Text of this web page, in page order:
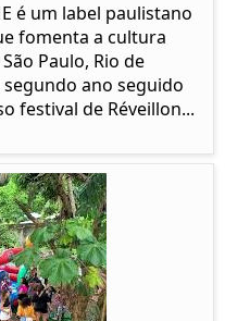
é um label paulistano
fomenta a cultura
Paulo, Rio de
segundo ano seguido
festival de Réveillon...